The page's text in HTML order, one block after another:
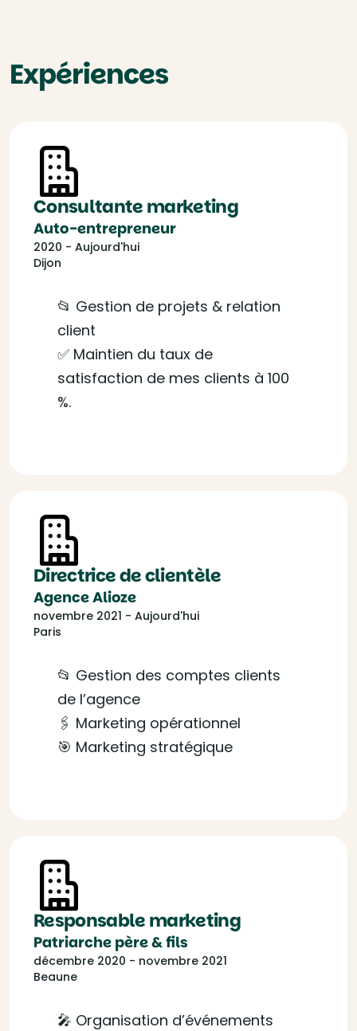
Expériences
Consultante marketing
Auto-entrepreneur
2020 - Aujourd'hui
Dijon
📂 Gestion de projets & relation
client
✅ Maintien du taux de
satisfaction de mes clients à 100
%.
Directrice de clientèle
Agence Alioze
novembre 2021 - Aujourd'hui
Paris
📂 Gestion des comptes clients
de l’agence
🖇️ Marketing opérationnel
🎯 Marketing stratégique
Responsable marketing
Patriarche père & fils
décembre 2020 - novembre 2021
Beaune
🎤 Organisation d’événements